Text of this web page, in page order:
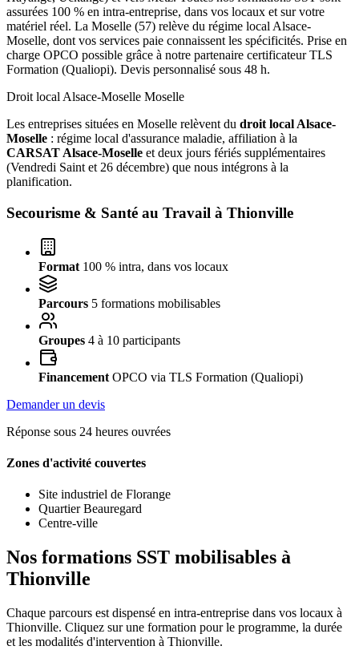
assurées 100 % en intra-entreprise, dans vos locaux et sur votre
matériel réel. La Moselle (57) relève du régime local Alsace-
Moselle, dont vos services paie connaissent les spécificités. Prise en
charge OPCO possible grâce à notre partenaire certificateur TLS
Formation (Qualiopi). Devis personnalisé sous 48 h.
Droit local Alsace-Moselle Moselle
Les entreprises situées en Moselle relèvent du droit local Alsace-
Moselle : régime local d'assurance maladie, affiliation à la
CARSAT Alsace-Moselle et deux jours fériés supplémentaires
(Vendredi Saint et 26 décembre) que nous intégrons à la
planification.
Secourisme & Santé au Travail à Thionville
Format 100 % intra, dans vos locaux
Parcours 5 formations mobilisables
Groupes 4 à 10 participants
Financement OPCO via TLS Formation (Qualiopi)
Demander un devis
Réponse sous 24 heures ouvrées
Zones d'activité couvertes
Site industriel de Florange
Quartier Beauregard
Centre-ville
Nos formations SST mobilisables à
Thionville
Chaque parcours est dispensé en intra-entreprise dans vos locaux à
Thionville. Cliquez sur une formation pour le programme, la durée
et les modalités d'intervention à Thionville.